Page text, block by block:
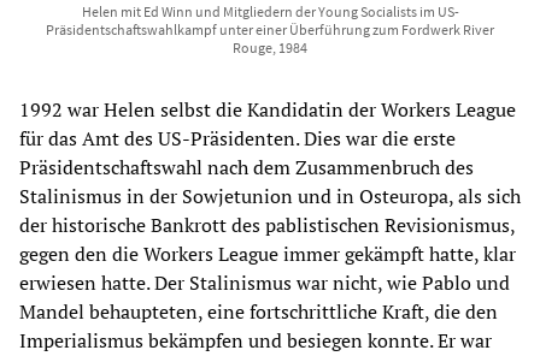
Helen mit Ed Winn und Mitgliedern der Young Socialists im US-
Präsidentschaftswahlkampf unter einer Überführung zum Fordwerk River
Rouge, 1984
1992 war Helen selbst die Kandidatin der Workers League
für das Amt des US-Präsidenten. Dies war die erste
Präsidentschaftswahl nach dem Zusammenbruch des
Stalinismus in der Sowjetunion und in Osteuropa, als sich
der historische Bankrott des pablistischen Revisionismus,
gegen den die Workers League immer gekämpft hatte, klar
erwiesen hatte. Der Stalinismus war nicht, wie Pablo und
Mandel behaupteten, eine fortschrittliche Kraft, die den
Imperialismus bekämpfen und besiegen konnte. Er war